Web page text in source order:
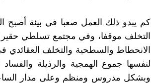
كم يبدو ذلك العمل صعبا في بيئة أصبح
التخلف موقفا، وفي مجتمع تسلطي حقير
الانحطاط والسطحية والتخلف العقائدي
لنفسها جموع الهمجية والرذيلة
وبشكل مدروس ومنظم وعلى مدار